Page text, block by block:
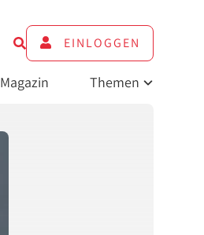
EINLOGGEN
Magazin Themen